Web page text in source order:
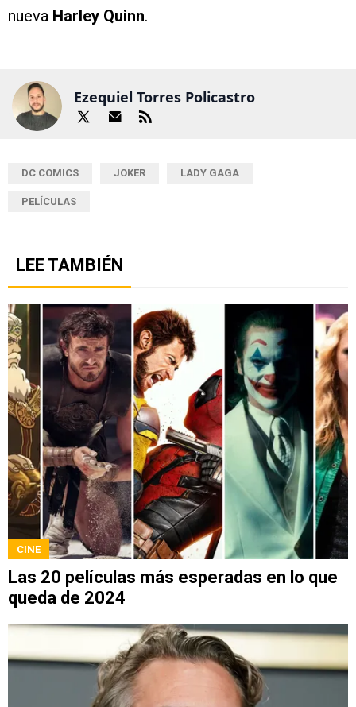
nueva Harley Quinn.
Ezequiel Torres Policastro
DC COMICS JOKER LADY GAGA
PELÍCULAS
LEE TAMBIÉN
CINE
Las 20 películas más esperadas en lo que
queda de 2024